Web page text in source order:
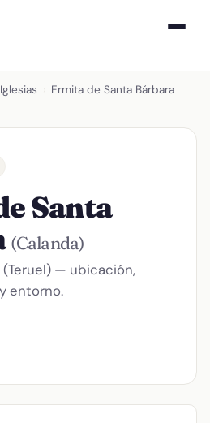
Iglesias Ermita de Santa Bárbara
Santa
(Calanda)
(Teruel) — ubicación,
entorno.